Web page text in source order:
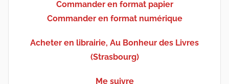
Commander en format papier
Commander en format numérique
Acheter en librairie, Au Bonheur des Livres
(Strasbourg)
Me suivre